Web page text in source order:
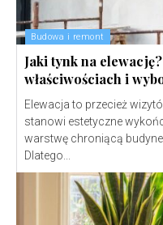
Budowa i remont
Jaki tynk na
właściwościach i
Elewacja to przecież
stanowi estetyczne
warstwę chroniącą
Dlatego...